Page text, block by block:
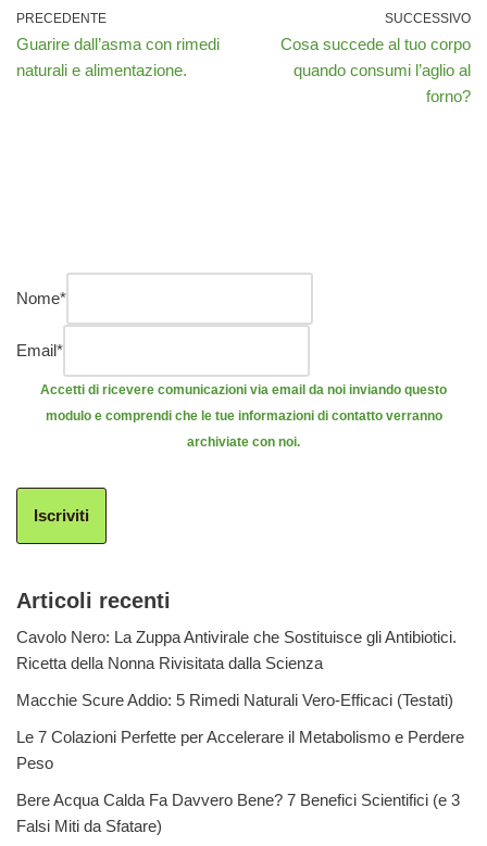
PRECEDENTE
Guarire dall’asma con rimedi
naturali e alimentazione.
SUCCESSIVO
Cosa succede al tuo corpo
quando consumi l’aglio al
forno?
Nome*
Email*
Accetti di ricevere comunicazioni via email da noi inviando questo
modulo e comprendi che le tue informazioni di contatto verranno
archiviate con noi.
Iscriviti
Articoli recenti
Cavolo Nero: La Zuppa Antivirale che Sostituisce gli Antibiotici.
Ricetta della Nonna Rivisitata dalla Scienza
Macchie Scure Addio: 5 Rimedi Naturali Vero-Efficaci (Testati)
Le 7 Colazioni Perfette per Accelerare il Metabolismo e Perdere
Peso
Bere Acqua Calda Fa Davvero Bene? 7 Benefici Scientifici (e 3
Falsi Miti da Sfatare)